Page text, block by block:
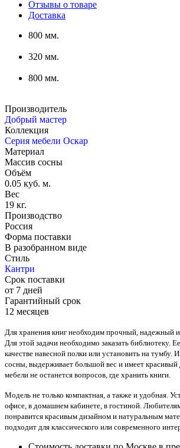
Отзывы о товаре
Доставка
800 мм.
320 мм.
800 мм.
Производитель
Добрый мастер
Коллекция
Серия мебели Оскар
Материал
Массив сосны
Объём
0.05 куб. м.
Вес
19 кг.
Производство
Россия
Форма поставки
В разобранном виде
Стиль
Кантри
Срок поставки
от 7 дней
Гарантийный срок
12 месяцев
Для хранения книг необходим прочный, надежный
Для этой задачи необходимо заказать библиотеку.
качестве навесной полки или установить на тумбу.
сосны, выдерживает большой вес и имеет красивый
мебели не останется вопросов, где хранить книги.
Модель не только компактная, а также и удобная.
офисе, в домашнем кабинете, в гостиной.
понравится красивым дизайном и натуральным
подходит для классического или современного